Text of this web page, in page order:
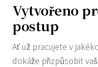
Vytvořeno
postup
Ať už pracujete v
dokáže přizpůsobit